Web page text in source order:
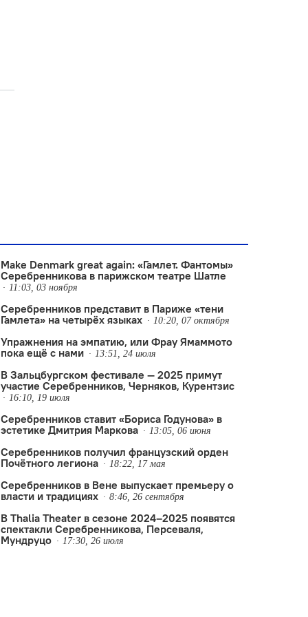
, опера, премьера
Демуцкий ,Кирилл Серебренников
Make Denmark great again: «Гамлет. Фантомы»
Серебренникова в парижском театре Шатле
11:03, 03 ноября
Серебренников представит в Париже «тени
Гамлета» на четырёх языках
10:20, 07 октября
Упражнения на эмпатию, или Фрау Ямаммото
пока ещё с нами
13:51, 24 июля
В Зальцбургском фестивале — 2025 примут
участие Серебренников, Черняков, Курентзис
16:10, 19 июля
Серебренников ставит «Бориса Годунова» в
эстетике Дмитрия Маркова
13:05, 06 июня
Серебренников получил французский орден
Почётного легиона
18:22, 17 мая
Серебренников в Вене выпускает премьеру о
власти и традициях
8:46, 26 сентября
В Thalia Theater в сезоне 2024–2025 появятся
спектакли Серебренникова, Персеваля,
Мундруцо
17:30, 26 июля